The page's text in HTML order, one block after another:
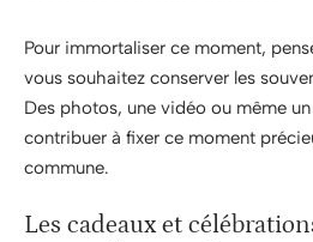
Pour immortaliser ce moment,
vous souhaitez conserver les
Des photos, une vidéo ou même
contribuer à fixer ce moment
commune.
Les cadeaux et